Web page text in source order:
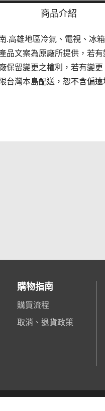
商品介紹
.高雄地區冷氣、電視、冰
品文案為原廠所提供，若有
保留變更之權利，若有變更
台灣本島配送，恕不含偏遠
購物指南
購買流程
取消、退貨政策